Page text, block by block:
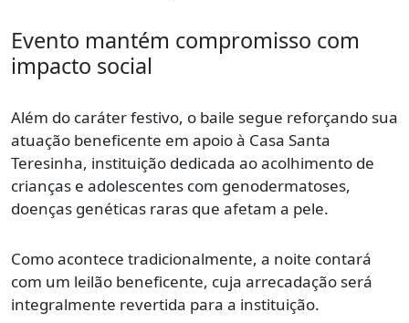
Evento mantém compromisso com
impacto social
Além do caráter festivo, o baile segue reforçando sua
atuação beneficente em apoio à Casa Santa
Teresinha, instituição dedicada ao acolhimento de
crianças e adolescentes com genodermatoses,
doenças genéticas raras que afetam a pele.
Como acontece tradicionalmente, a noite contará
com um leilão beneficente, cuja arrecadação será
integralmente revertida para a instituição.